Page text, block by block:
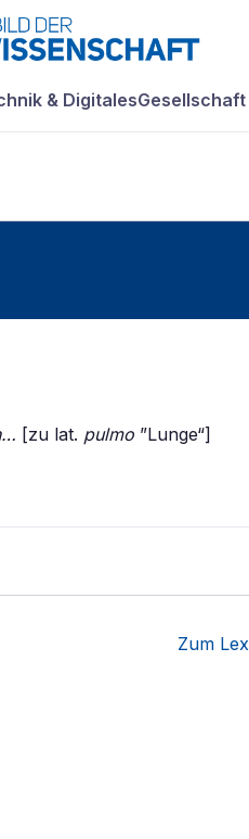
& Digitales
[zu lat. pulmo ”Lunge“]
Zum